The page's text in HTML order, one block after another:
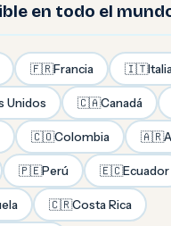
en todo el
🇫🇷Francia 🇮🇹
Unidos 🇨🇦Canadá
🇨🇴Colombia 🇦🇷
🇵🇪Perú 🇪🇨Ecuador
🇨🇷Costa Rica